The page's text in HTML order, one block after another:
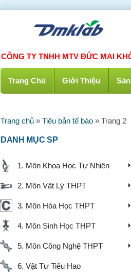
CÔNG TY TNHH MTV ĐỨC MAI
Trang Chủ Giới Thiệu
Trang chủ » Tiêu bản tế bào » Trang 2
DANH MỤC SP
1. Môn Khoa Học Tự Nhiên
2. Môn Vật Lý THPT
3. Môn Hóa Học THPT
4. Môn Sinh Học THPT
5. Môn Công Nghệ THPT
6. Vật Tư Tiêu Hao